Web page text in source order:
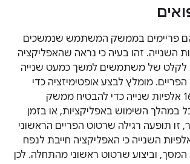
הם פריימים בממשק המשתמש שנמשכים
700 אלפיות השנייה. זהו בעיה כי נראה שהאפליקציה
לקלט של משתמשים למשך כמעט שנייה
מומלץ לבצע אופטימיזציה כדי
לעבד פריים תוך 16 אלפיות שנייה כדי להבטיח ממשק
השימוש באפליקציות, או בזמן
תופעה רגילה שרטוט הפריים הראשוני
יותר מ-16 אלפיות השנייה כי האפליקציה חייבת לנפח
וביצוע שרטוט ראשוני מהתחלה. לכן